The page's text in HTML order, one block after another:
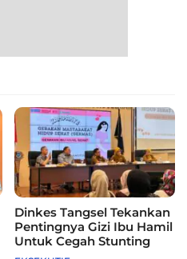
Dinkes Tangsel Tekankan
Pentingnya Gizi Ibu Hamil
Untuk Cegah Stunting